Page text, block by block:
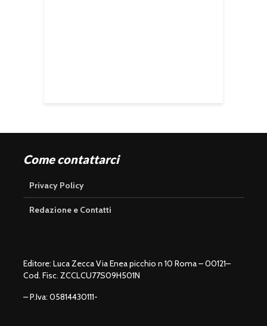
Come contattarci
Privacy Policy
Redazione e Contatti
Editore: Luca Zecca Via Enea picchio n 10 Roma – 00121–
Cod. Fisc. ZCCLCU77S09H501N
– P.Iva: 05814430111-